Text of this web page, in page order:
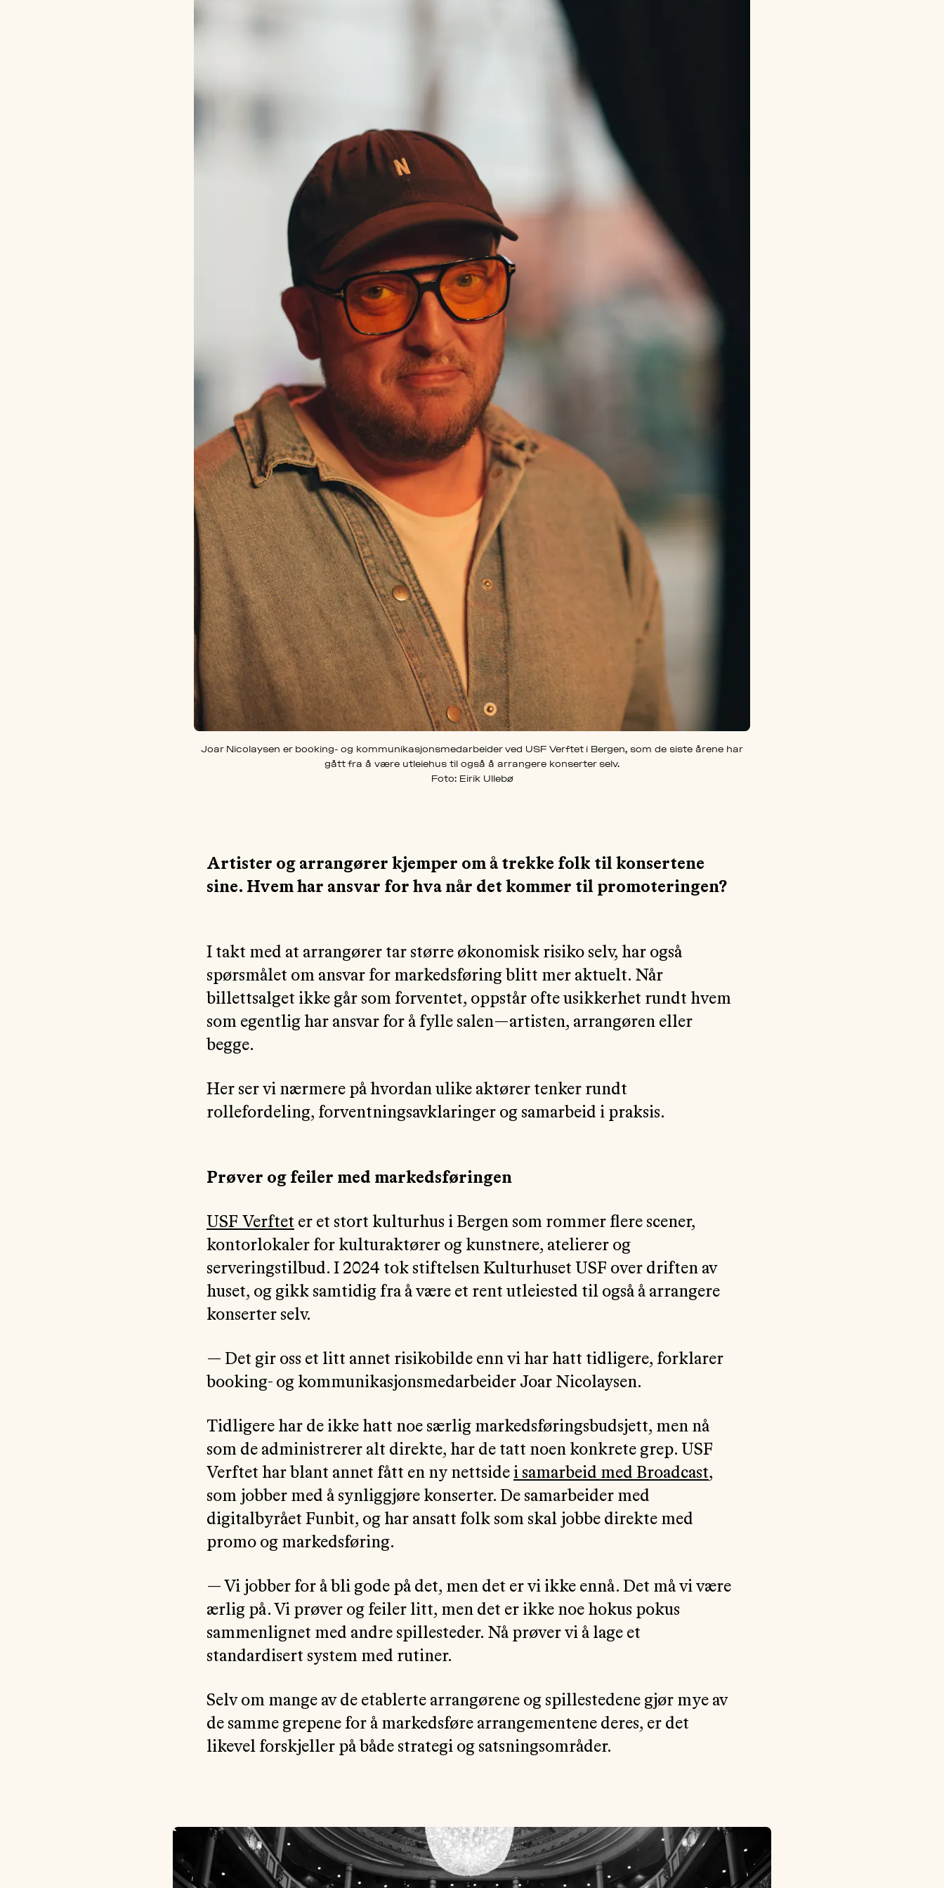
Joar Nicolaysen er booking- og kommunikasjonsmedarbeider ved USF Verftet i Bergen, som de siste årene har
gått fra å være utleiehus til også å arrangere konserter selv.
Foto: Eirik Ullebø
Artister og arrangører kjemper om å trekke folk til konsertene
sine. Hvem har ansvar for hva når det kommer til promoteringen?
I takt med at arrangører tar større økonomisk risiko selv, har også
spørsmålet om ansvar for markedsføring blitt mer aktuelt. Når
billettsalget ikke går som forventet, oppstår ofte usikkerhet rundt hvem
som egentlig har ansvar for å fylle salen—artisten, arrangøren eller
begge.
Her ser vi nærmere på hvordan ulike aktører tenker rundt
rollefordeling, forventningsavklaringer og samarbeid i praksis.
Prøver og feiler med markedsføringen
USF Verftet er et stort kulturhus i Bergen som rommer flere scener,
kontorlokaler for kulturaktører og kunstnere, atelierer og
serveringstilbud. I 2024 tok stiftelsen Kulturhuset USF over driften av
huset, og gikk samtidig fra å være et rent utleiested til også å arrangere
konserter selv.
— Det gir oss et litt annet risikobilde enn vi har hatt tidligere, forklarer
booking- og kommunikasjonsmedarbeider Joar Nicolaysen.
Tidligere har de ikke hatt noe særlig markedsføringsbudsjett, men nå
som de administrerer alt direkte, har de tatt noen konkrete grep. USF
Verftet har blant annet fått en ny nettside i samarbeid med Broadcast,
som jobber med å synliggjøre konserter. De samarbeider med
digitalbyrået Funbit, og har ansatt folk som skal jobbe direkte med
promo og markedsføring.
— Vi jobber for å bli gode på det, men det er vi ikke ennå. Det må vi være
ærlig på. Vi prøver og feiler litt, men det er ikke noe hokus pokus
sammenlignet med andre spillesteder. Nå prøver vi å lage et
standardisert system med rutiner.
Selv om mange av de etablerte arrangørene og spillestedene gjør mye av
de samme grepene for å markedsføre arrangementene deres, er det
likevel forskjeller på både strategi og satsningsområder.